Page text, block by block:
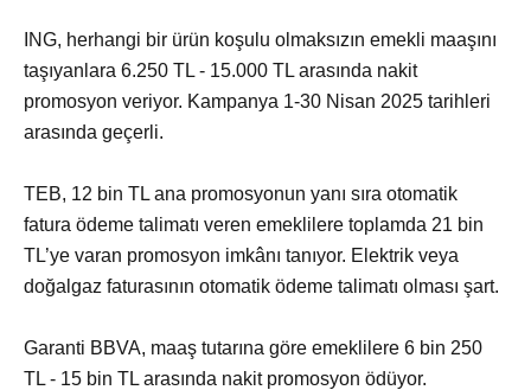
ING, herhangi bir ürün koşulu olmaksızın emekli maaşını
taşıyanlara 6.250 TL - 15.000 TL arasında nakit
promosyon veriyor. Kampanya 1-30 Nisan 2025 tarihleri
arasında geçerli.
TEB, 12 bin TL ana promosyonun yanı sıra otomatik
fatura ödeme talimatı veren emeklilere toplamda 21 bin
TL’ye varan promosyon imkânı tanıyor. Elektrik veya
doğalgaz faturasının otomatik ödeme talimatı olması şart.
Garanti BBVA, maaş tutarına göre emeklilere 6 bin 250
TL - 15 bin TL arasında nakit promosyon ödüyor.